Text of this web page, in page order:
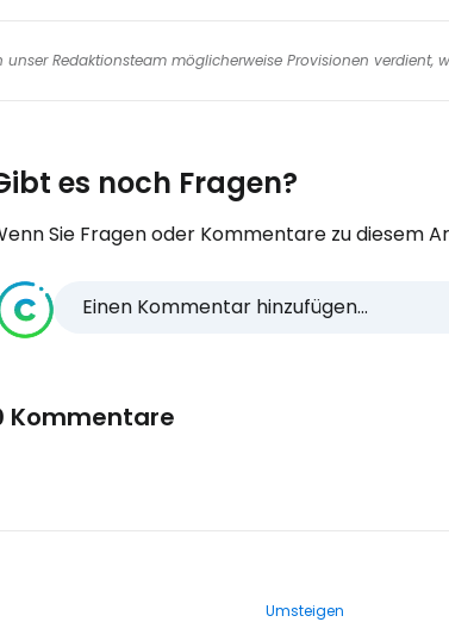
Redaktionsteam möglicherweise Provisionen verdient,
es noch Fragen?
Sie Fragen oder Kommentare zu diesem
Einen Kommentar hinzufügen...
Kommentare
Umsteigen